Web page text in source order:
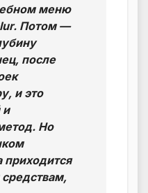
меню
Потом —
после
и это
и
Но
приходится
средствам,